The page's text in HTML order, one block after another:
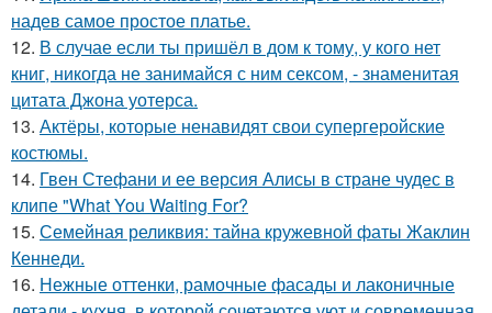
надев самое простое платье.
12. В случае если ты пришёл в дом к тому, у кого нет
книг, никогда не занимайся с ним сексом, - знаменитая
цитата Джона уотерса.
13. Актёры, которые ненавидят свои супергеройские
костюмы.
14. Гвен Стефани и ее версия Алисы в стране чудес в
клипе "What You Waiting For?
15. Семейная реликвия: тайна кружевной фаты Жаклин
Кеннеди.
16. Нежные оттенки, рамочные фасады и лаконичные